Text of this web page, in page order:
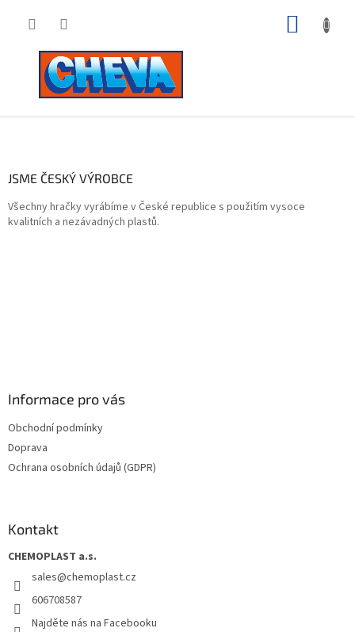
JSME ČESKÝ VÝROBCE
Všechny hračky vyrábíme v České republice s použitím vysoce
kvalitních a nezávadných plastů.
Informace pro vás
Obchodní podmínky
Doprava
Ochrana osobních údajů (GDPR)
Kontakt
CHEMOPLAST a.s.
sales@chemoplast.cz
606708587
Najděte nás na Facebooku